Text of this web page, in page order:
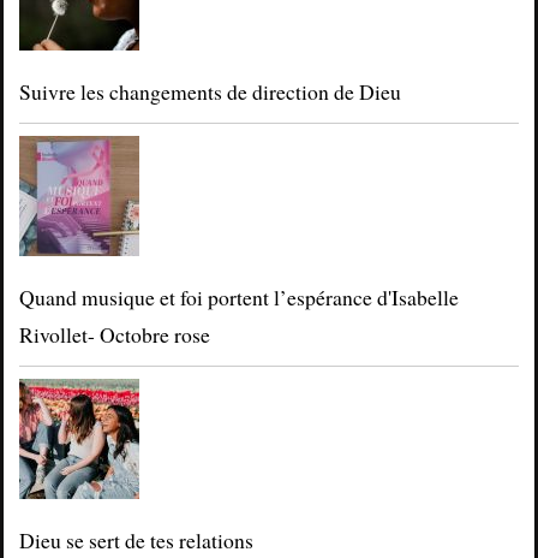
Suivre les changements de direction de Dieu
Quand musique et foi portent l’espérance d'Isabelle
Rivollet- Octobre rose
Dieu se sert de tes relations